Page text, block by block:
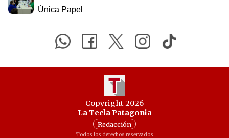
Única Papel
Copyright 2026
La Tecla Patagonia
Redacción
Todos los derechos reservados